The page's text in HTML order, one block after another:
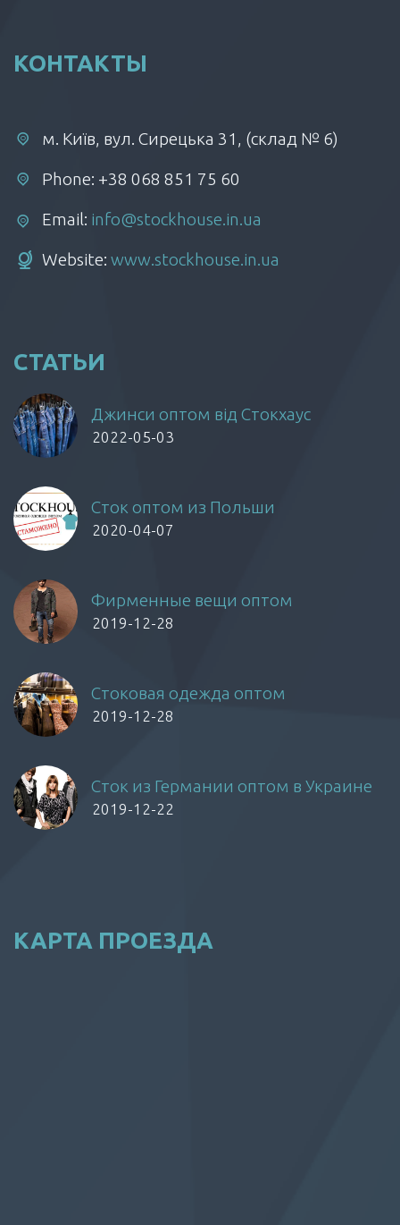
КОНТАКТЫ
м. Київ, вул. Сирецька 31, (склад № 6)
Phone: +38 068 851 75 60
Email: info@stockhouse.in.ua
Website: www.stockhouse.in.ua
СТАТЬИ
Джинси оптом від Стокхаус
2022-05-03
Сток оптом из Польши
2020-04-07
Фирменные вещи оптом
2019-12-28
Стоковая одежда оптом
2019-12-28
Сток из Германии оптом в Украине
2019-12-22
КАРТА ПРОЕЗДА